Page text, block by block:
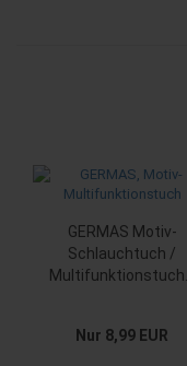
GERMAS Motiv-
Schlauchtuch /
Multifunktionstuch...
Nur 8,99 EUR